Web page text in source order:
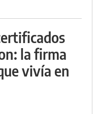
la firma
vivía en